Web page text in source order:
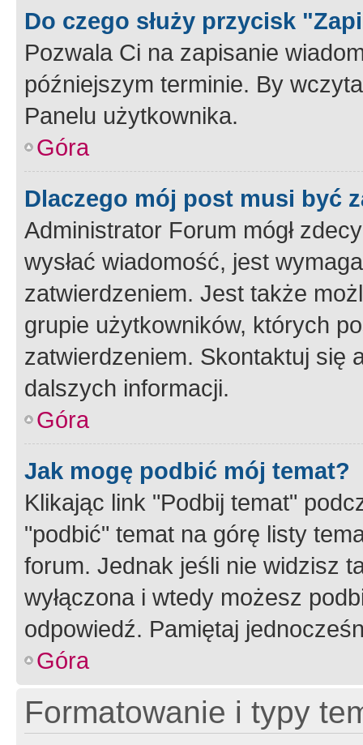
Do czego służy przycisk
Pozwala Ci na zapisanie
późniejszym terminie. By
Panelu użytkownika.
Góra
Dlaczego mój post musi być
Administrator Forum mógł
wysłać wiadomość, jest
zatwierdzeniem. Jest także
grupie użytkowników, których
zatwierdzeniem. Skontaktuj się
dalszych informacji.
Góra
Jak mogę podbić mój temat?
Klikając link "Podbij temat"
"podbić" temat na górę listy
forum. Jednak jeśli nie widzisz
wyłączona i wtedy możesz
odpowiedź. Pamiętaj
Góra
Formatowanie i typy